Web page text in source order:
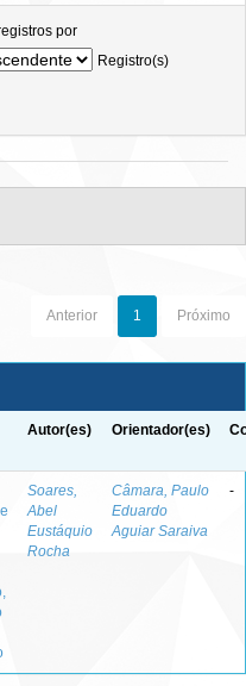
por
Registro(s)
Anterior 1 Próximo
Autor(es) Orientador(es)
Soares,
Abel
Eustáquio
Rocha
Câmara, Paulo
Eduardo
Aguiar Saraiva
-